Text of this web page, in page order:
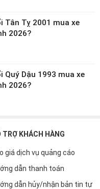
Tân Tỵ 2001 mua xe
2026?
Quý Dậu 1993 mua xe
2026?
TRỢ KHÁCH HÀNG
giá dịch vụ quảng cáo
dẫn thanh toán
dẫn hủy/nhận bản tin tự